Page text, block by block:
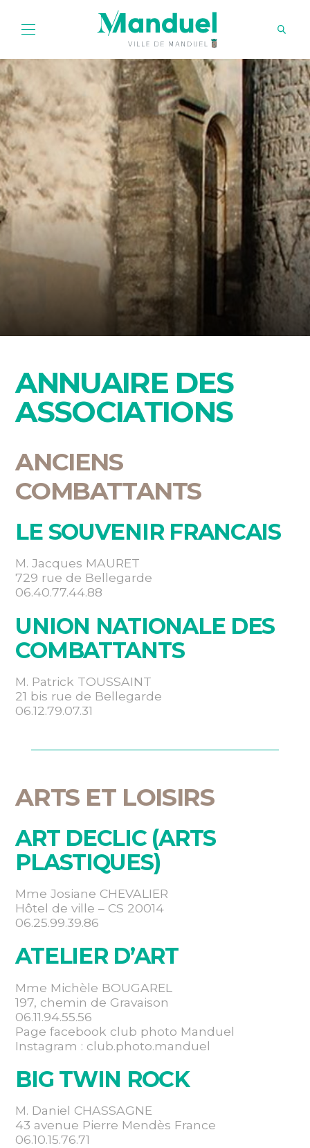
ANNUAIRE DES
ASSOCIATIONS
ANCIENS
COMBATTANTS
LE SOUVENIR FRANCAIS
M. Jacques MAURET
729 rue de Bellegarde
06.40.77.44.88
UNION NATIONALE DES
COMBATTANTS
M. Patrick TOUSSAINT
21 bis rue de Bellegarde
06.12.79.07.31
ARTS ET LOISIRS
ART DECLIC (ARTS
PLASTIQUES)
Mme Josiane CHEVALIER
Hôtel de ville – CS 20014
06.25.99.39.86
ATELIER D’ART
Mme Michèle BOUGAREL
197, chemin de Gravaison
06.11.94.55.56
Page facebook club photo Manduel
Instagram : club.photo.manduel
BIG TWIN ROCK
M. Daniel CHASSAGNE
43 avenue Pierre Mendès France
06.10.15.76.71